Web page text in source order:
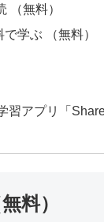
（無料）
学ぶ （無料）
習アプリ「
料）